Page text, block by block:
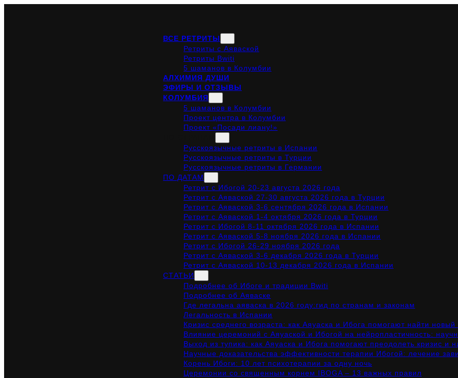
ВСЕ РЕТРИТЫ
Ретриты с Аяваской
Ретриты Bwiti
5 шаманов в Колумбии
АЛХИМИЯ ДУШИ
ЭФИРЫ И ОТЗЫВЫ
КОЛУМБИЯ
5 шаманов в Колумбии
Проект центра в Колумбии
Проект «Посади лиану!»
Русскоязычные ретриты в Испании
Русскоязычные ретриты в Турции
Русскоязычные ретриты в Германии
ПО ДАТАМ
Ретрит с Ибогой 20-23 августа 2026 года
Ретрит с Аяваской 27-30 августа 2026 года в Турции
Ретрит с Аяваской 3-6 сентября 2026 года в Испании
Ретрит с Аяваской 1-4 октября 2026 года в Турции
Ретрит с Ибогой 8-11 октября 2026 года в Испании
Ретрит с Аяваской 5-8 ноября 2026 года в Испании
Ретрит с Ибогой 26-29 ноября 2026 года
Ретрит с Аяваской 3-6 декабря 2026 года в Турции
Ретрит с Аяваской 10-13 декабря 2026 года в Испании
СТАТЬИ
Подробнее об Ибоге и традиции Bwiti
Подробнее об Аяваске
Где легальна аяваска в 2026 году:гид по странам и законам
Легальность в Испании
Кризис среднего возраста: как Аяуаска и Ибога помогают найти
Влияние церемоний с Аяуаской и Ибогой на нейропластичность:
Выход из тупика: как Аяуаска и Ибога помогают преодолеть кризис и
Научные доказательства эффективности терапии Ибогой: лечение
Корень Ибоги: 10 лет психотерапии за одну ночь
Церемонии со священным корнем IBOGA – 13 важных правил